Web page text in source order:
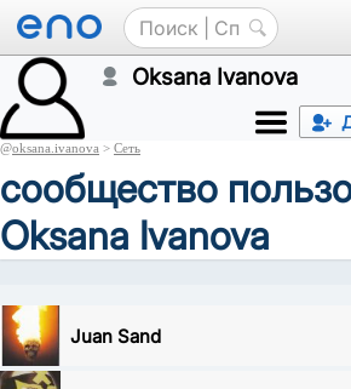
Oksana Ivanova
@oksana.ivanova > Сеть
сообщество
Oksana Ivanova
Juan Sand